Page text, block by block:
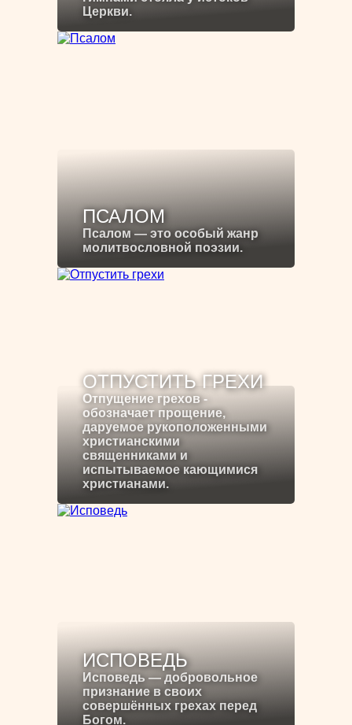
Церкви.
ПСАЛОМ
Псалом — это особый жанр
молитвословной поэзии.
ОТПУСТИТЬ ГРЕХИ
Отпущение грехов -
обозначает прощение,
даруемое рукоположенными
христианскими
священниками и
испытываемое кающимися
христианами.
ИСПОВЕДЬ
Исповедь — добровольное
признание в своих
совершённых грехах перед
Богом.